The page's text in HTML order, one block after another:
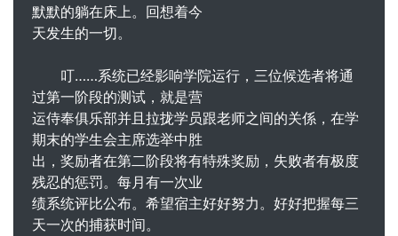
默默的躺在床上。回想着今
天发生的一切。
叮……系统已经影响学院运行，三位候选者将通
过第一阶段的测试，就是营
运侍奉俱乐部并且拉拢学员跟老师之间的关係，在学
期末的学生会主席选举中胜
出，奖励者在第二阶段将有特殊奖励，失败者有极度
残忍的惩罚。每月有一次业
绩系统评比公布。希望宿主好好努力。好好把握每三
天一次的捕获时间。